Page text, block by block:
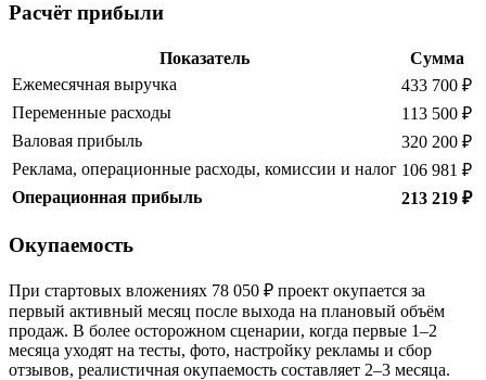
Расчёт прибыли
Показатель
Сумма
Ежемесячная выручка
433 700 ₽
Переменные расходы
113 500 ₽
Валовая прибыль
320 200 ₽
Реклама, операционные расходы, комиссии и налог 106 981 ₽
Операционная прибыль
213 219 ₽
Окупаемость
При стартовых вложениях 78 050 ₽ проект окупается за
первый активный месяц после выхода на плановый объём
продаж. В более осторожном сценарии, когда первые 1–2
месяца уходят на тесты, фото, настройку рекламы и сбор
отзывов, реалистичная окупаемость составляет 2–3 месяца.